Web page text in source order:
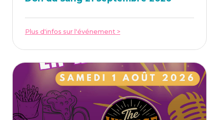
Plus d'infos sur l'événement >